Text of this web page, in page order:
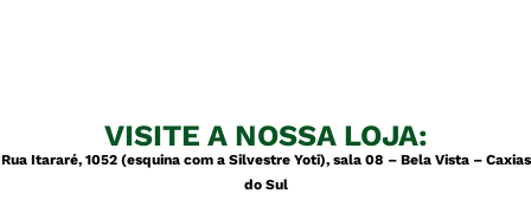
VISITE A NOSSA LOJA:
Rua Itararé, 1052 (esquina com a Silvestre Yoti), sala 08 – Bela Vista – Caxias
do Sul